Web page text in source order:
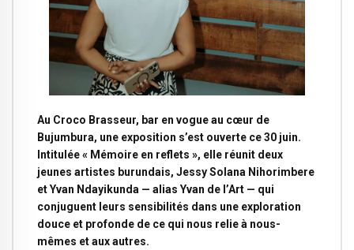
Au Croco Brasseur, bar en vogue au cœur de
Bujumbura, une exposition s’est ouverte ce 30 juin.
Intitulée « Mémoire en reflets », elle réunit deux
jeunes artistes burundais, Jessy Solana Nihorimbere
et Yvan Ndayikunda — alias Yvan de l’Art — qui
conjuguent leurs sensibilités dans une exploration
douce et profonde de ce qui nous relie à nous-
mêmes et aux autres.